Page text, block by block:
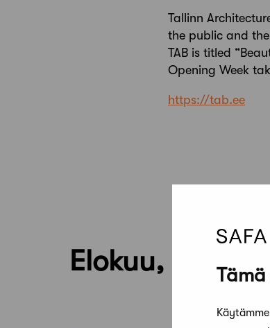
Tallinn
the public and
TAB is titled
Opening Week
https://tab.ee
Elokuu, 2026